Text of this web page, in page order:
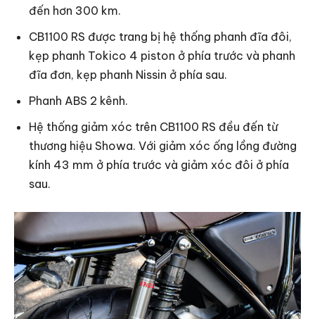
đến hơn 300 km.
CB1100 RS được trang bị hệ thống phanh đĩa đôi,
kẹp phanh Tokico 4 piston ở phía trước và phanh
đĩa đơn, kẹp phanh Nissin ở phía sau.
Phanh ABS 2 kênh.
Hệ thống giảm xóc trên CB1100 RS đều đến từ
thương hiệu Showa. Với giảm xóc ống lồng đường
kính 43 mm ở phía trước và giảm xóc đôi ở phía
sau.